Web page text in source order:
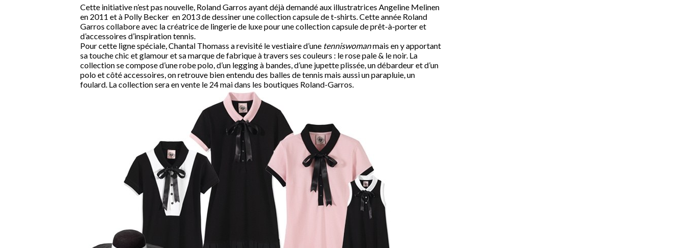
Cette initiative n’est pas nouvelle, Roland Garros ayant déjà demandé aux illustratrices Angeline Melinen
en 2011 et à Polly Becker en 2013 de dessiner une collection capsule de t-shirts. Cette année Roland
Garros collabore avec la créatrice de lingerie de luxe pour une collection capsule de prêt-à-porter et
d’accessoires d’inspiration tennis.
Pour cette ligne spéciale, Chantal Thomass a revisité le vestiaire d’une tenniswomanmais en y apportant
sa touche chic et glamour et sa marque de fabrique à travers ses couleurs : le rose pale & le noir. La
collection se compose d’une robe polo, d’un legging à bandes, d’une jupette plissée, un débardeur et d’un
polo et côté accessoires, on retrouve bien entendu des balles de tennis mais aussi un parapluie, un
foulard. La collection sera en vente le 24 mai dans les boutiques Roland-Garros.